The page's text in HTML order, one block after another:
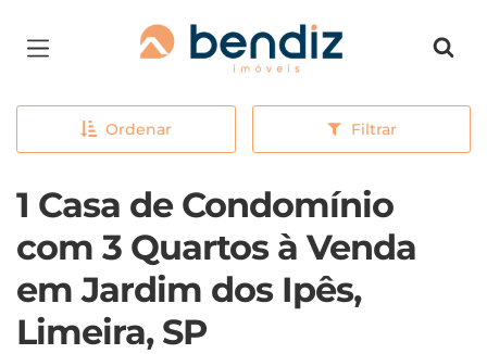
Página inicial
Ordenar Filtrar
1 Casa de Condomínio
com 3 Quartos à Venda
em Jardim dos Ipês,
Limeira, SP